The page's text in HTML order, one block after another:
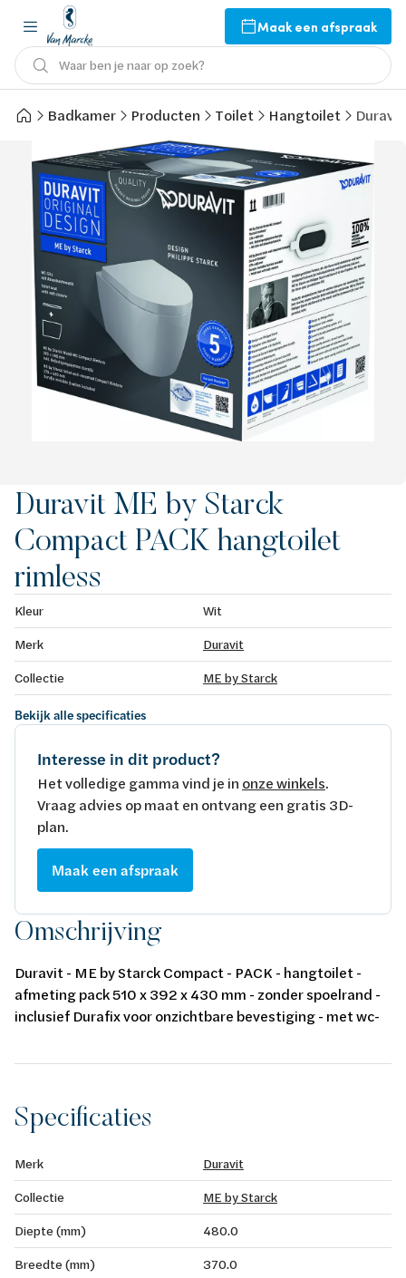
Maak een afspraak
Waar ben je naar op zoek?
Badkamer Producten Toilet Hangtoilet
Duravit ME by Starck
Compact PACK hangtoilet
rimless
Kleur
Wit
Merk
Duravit
Collectie
ME by Starck
Bekijk alle specificaties
Interesse in dit product?
Het volledige gamma vind je in onze winkels.
Vraag advies op maat en ontvang een gratis 3D-
plan.
Maak een afspraak
Omschrijving
Duravit - ME by Starck Compact - PACK - hangtoilet -
afmeting pack 510 x 392 x 430 mm - zonder spoelrand -
inclusief Durafix voor onzichtbare bevestiging - met wc-
Specificaties
Merk
Duravit
Collectie
ME by Starck
Diepte (mm)
480.0
Breedte (mm)
370.0